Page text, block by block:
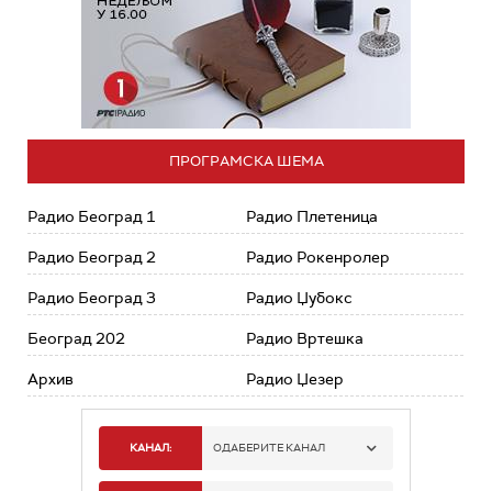
ПРОГРАМСКА ШЕМА
Радио Београд 1
Радио Београд 2
Радио Београд 3
Београд 202
Архив
Радио Плетеница
Радио Рокенролер
Радио Џубокс
Радио Вртешка
Радио Џезер
КАНАЛ: ОДАБЕРИТЕ КАНАЛ